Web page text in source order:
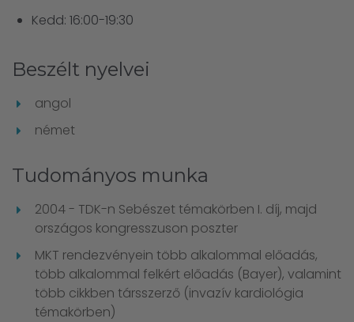
Kedd: 16:00-19:30
Beszélt nyelvei
angol
német
Tudományos munka
2004 - TDK-n Sebészet témakörben I. díj, majd
országos kongresszuson poszter
MKT rendezvényein több alkalommal előadás,
több alkalommal felkért előadás (Bayer), valamint
több cikkben társszerző (invazív kardiológia
témakörben)